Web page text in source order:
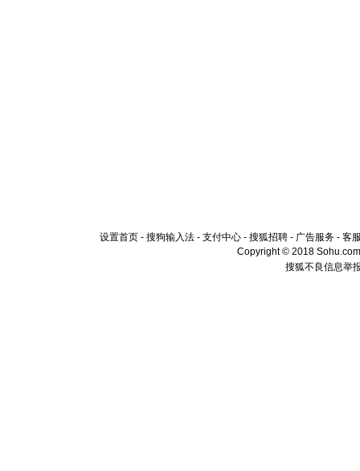
设置首页 - 搜狗输入法 - 支付中心 - 搜狐招聘 - 广告服务 - 客
Copyright © 2018
搜狐不良信息举